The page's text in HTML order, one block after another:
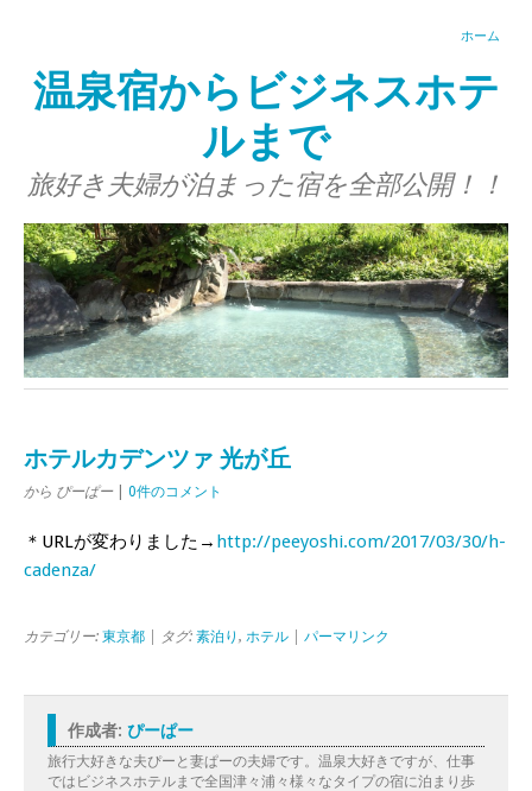
ホーム
温泉宿からビジネスホテ
ルまで
旅好き夫婦が泊まった宿を全部公開！！
ホテルカデンツァ 光が丘
から ぴーぱー| 0件のコメント
＊URLが変わりました→ http://peeyoshi.com/2017/03/30/h-
cadenza/
カテゴリー: 東京都 | タグ: 素泊り , ホテル パーマリンク
作成者: ぴーぱー
旅行大好きな夫ぴーと妻ぱーの夫婦です。温泉大好きですが、仕事
ではビジネスホテルまで全国津々浦々様々なタイプの宿に泊まり歩